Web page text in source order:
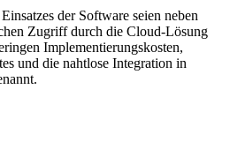
der Software seien neben
Zugriff durch die Cloud-Lösung
Implementierungskosten,
und die nahtlose Integration in